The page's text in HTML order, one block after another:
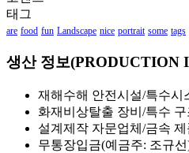
태그
are food fun Landscape nice portrait some tags
생산 정보(PRODUCTION
재해수해 안전시설/특수시
화재비상탈출 장비/특수 구
설계제작 자문업체/금속 제
무통장입금(예금주: 조규